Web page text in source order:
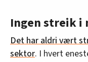
Ingen streik i
Det har aldri vært
sektor. I hvert